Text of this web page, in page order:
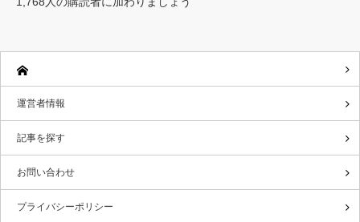
ス
運営者情報
記事を探す
お問い合わせ
プライバシーポリシー